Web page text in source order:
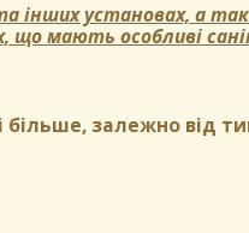
інших установах, а
що мають особливі
залежно від